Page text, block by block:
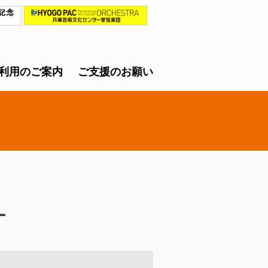
用のご案内 ご支援のお願い